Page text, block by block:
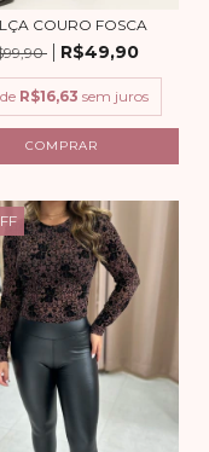
COURO FOSCA
R$49,90
R$16,63 sem juros
COMPRAR